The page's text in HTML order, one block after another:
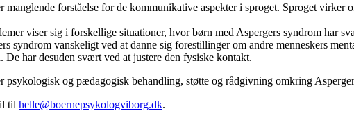
forståelse for de kommunikative aspekter i sproget. Sproget
viser sig i forskellige situationer, hvor børn med Aspergers syndrom har
syndrom vanskeligt ved at danne sig forestillinger om andre menneskers
De har desuden svært ved at justere den fysiske kontakt.
psykologisk og pædagogisk behandling, støtte og rådgivning omkring
til helle@boernepsykologviborg.dk.